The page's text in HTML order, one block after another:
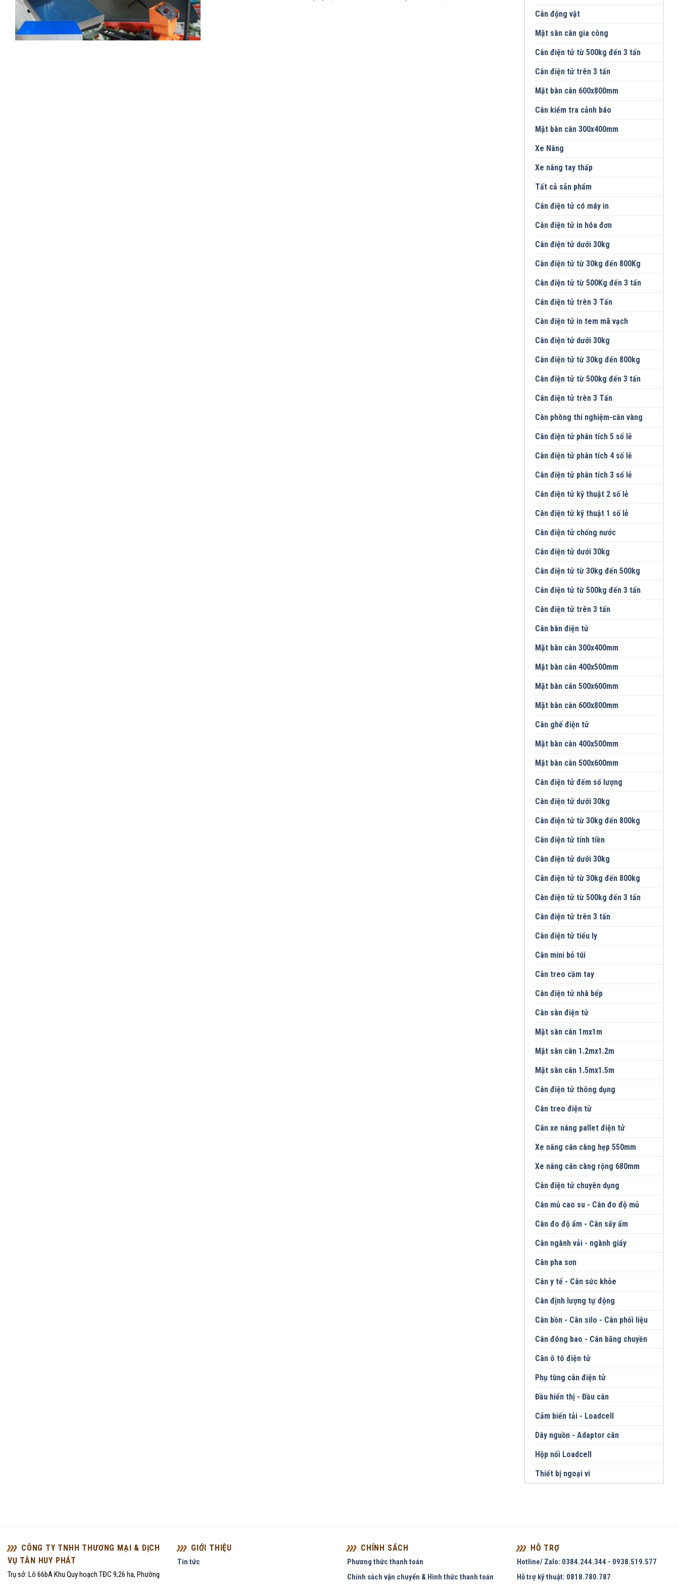
Cân động vật
Mặt sàn cân gia công
Cân điện tử từ 500kg đến 3 tấn
Cân điện tử trên 3 tấn
Mặt bàn cân 600x800mm
Cân kiểm tra cảnh báo
Mặt bàn cân 300x400mm
Xe Nâng
Xe nâng tay thấp
Tất cả sản phẩm
Cân điện tử có máy in
Cân điện tử in hóa đơn
Cân điện tử dưới 30kg
Cân điện tử từ 30kg đến 800Kg
Cân điện tử từ 500Kg đến 3 tấn
Cân điện tử trên 3 Tấn
Cân điện tử in tem mã vạch
Cân điện tử dưới 30kg
Cân điện tử từ 30kg đến 800kg
Cân điện tử từ 500kg đến 3 tấn
Cân điện tử trên 3 Tấn
Cân phòng thí nghiệm-cân vàng
Cân điện tử phân tích 5 số lẻ
Cân điện tử phân tích 4 số lẻ
Cân điện tử phân tích 3 số lẻ
Cân điện tử kỹ thuật 2 số lẻ
Cân điện tử kỹ thuật 1 số lẻ
Cân điện tử chống nước
Cân điện tử dưới 30kg
Cân điện tử từ 30kg đến 500kg
Cân điện tử từ 500kg đến 3 tấn
Cân điện tử trên 3 tấn
Cân bàn điện tử
Mặt bàn cân 300x400mm
Mặt bàn cân 400x500mm
Mặt bàn cân 500x600mm
Mặt bàn cân 600x800mm
Cân ghế điện tử
Mặt bàn cân 400x500mm
Mặt bàn cân 500x600mm
Cân điện tử đếm số lượng
Cân điện tử dưới 30kg
Cân điện tử từ 30kg đến 800kg
Cân điện tử tính tiền
Cân điện tử dưới 30kg
Cân điện tử từ 30kg đến 800kg
Cân điện tử từ 500kg đến 3 tấn
Cân điện tử trên 3 tấn
Cân điện tử tiểu ly
Cân mini bỏ túi
Cân treo cầm tay
Cân điện tử nhà bếp
Cân sàn điện tử
Mặt sàn cân 1mx1m
Mặt sàn cân 1.2mx1.2m
Mặt sàn cân 1.5mx1.5m
Cân điện tử thông dụng
Cân treo điện tử
Cân xe nâng pallet điện tử
Xe nâng cân càng hẹp 550mm
Xe nâng cân càng rộng 680mm
Cân điện tử chuyên dụng
Cân mủ cao su - Cân đo độ mủ
Cân đo độ ẩm - Cân sấy ẩm
Cân ngành vải - ngành giấy
Cân pha sơn
Cân y tế - Cân sức khỏe
Cân định lượng tự động
Cân bồn - Cân silo - Cân phối liệu
Cân đóng bao - Cân băng chuyền
Cân ô tô điện tử
Phụ tùng cân điện tử
Đầu hiển thị - Đầu cân
Cảm biến tải - Loadcell
Dây nguồn - Adaptor cân
Hộp nối Loadcell
Thiết bị ngoại vi
CÔNG TY TNHH THƯƠNG MẠI & DỊCH
VỤ TÂN HUY PHÁT
Trụ sở: Lô 66bA Khu Quy hoạch TĐC 9,26 ha, Phường
GIỚI THIỆU
Tin tức
CHÍNH SÁCH
Phương thức thanh toán
Chính sách vận chuyển & Hình thức thanh toán
HỖ TRỢ
Hotline/ Zalo: 0384.244.344 - 0938.519.577
Hỗ trợ kỹ thuật: 0818.780.787